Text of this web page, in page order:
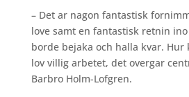
– Det ar nagon fantastisk
love samt en fantastisk retnin
borde bejaka och halla kvar.
lov villig arbetet, det overgar
Barbro Holm-Lofgren.